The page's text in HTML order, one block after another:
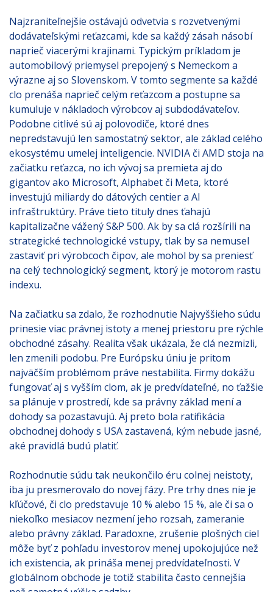
Najzraniteľnejšie ostávajú odvetvia s rozvetvenými
dodávateľskými reťazcami, kde sa každý zásah násobí
naprieč viacerými krajinami. Typickým príkladom je
automobilový priemysel prepojený s Nemeckom a
výrazne aj so Slovenskom. V tomto segmente sa každé
clo prenáša naprieč celým reťazcom a postupne sa
kumuluje v nákladoch výrobcov aj subdodávateľov.
Podobne citlivé sú aj polovodiče, ktoré dnes
nepredstavujú len samostatný sektor, ale základ celého
ekosystému umelej inteligencie. NVIDIA či AMD stoja na
začiatku reťazca, no ich vývoj sa premieta aj do
gigantov ako Microsoft, Alphabet či Meta, ktoré
investujú miliardy do dátových centier a AI
infraštruktúry. Práve tieto tituly dnes ťahajú
kapitalizačne vážený S&P 500. Ak by sa clá rozšírili na
strategické technologické vstupy, tlak by sa nemusel
zastaviť pri výrobcoch čipov, ale mohol by sa preniesť
na celý technologický segment, ktorý je motorom rastu
indexu.
Na začiatku sa zdalo, že rozhodnutie Najvyššieho súdu
prinesie viac právnej istoty a menej priestoru pre rýchle
obchodné zásahy. Realita však ukázala, že clá nezmizli,
len zmenili podobu. Pre Európsku úniu je pritom
najväčším problémom práve nestabilita. Firmy dokážu
fungovať aj s vyšším clom, ak je predvídateľné, no ťažšie
sa plánuje v prostredí, kde sa právny základ mení a
dohody sa pozastavujú. Aj preto bola ratifikácia
obchodnej dohody s USA zastavená, kým nebude jasné,
aké pravidlá budú platiť.
Rozhodnutie súdu tak neukončilo éru colnej neistoty,
iba ju presmerovalo do novej fázy. Pre trhy dnes nie je
kľúčové, či clo predstavuje 10 % alebo 15 %, ale či sa o
niekoľko mesiacov nezmení jeho rozsah, zameranie
alebo právny základ. Paradoxne, zrušenie plošných ciel
môže byť z pohľadu investorov menej upokojujúce než
ich existencia, ak prináša menej predvídateľnosti. V
globálnom obchode je totiž stabilita často cennejšia